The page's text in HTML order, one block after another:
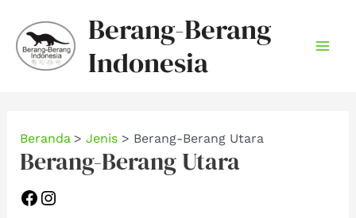
konten
Berang-Berang
Indonesia
Beranda Jenis Berang-Berang Utara
Berang-Berang Utara
Facebook
Instagram